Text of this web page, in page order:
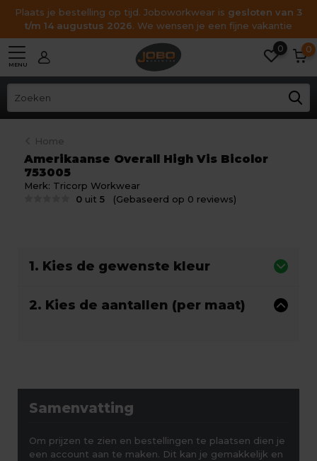
Plaats je bestelling op tijd. Joboworkwear is gesloten van 3
t/m 14 augustus 2026. We wensen je een fijne vakantie
MENU
0 0
Home
Amerikaanse Overall High Vis Bicolor
753005
Merk: Tricorp Workwear
0 uit5 (Gebaseerd op 0 reviews)
1. Kies de gewenste kleur
2. Kies de aantallen (per maat)
Samenvatting
Om prijzen te zien en bestellingen te plaatsen dien je
een account aan te maken. Dit kan je gemakkelijk en